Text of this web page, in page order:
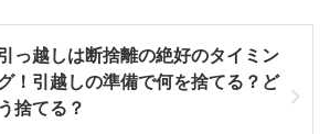
っ越しは断捨離の絶好のタイミン
！引越しの準備で何を捨てる？ど
う捨てる？